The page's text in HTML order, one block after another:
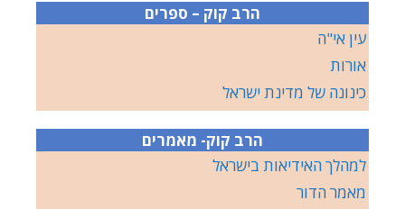
הרב קוק – ספרים
עין אי"ה
אורות
כינונה של מדינת ישראל
הרב קוק- מאמרים
למהלך האידיאות בישראל
מאמר הדור